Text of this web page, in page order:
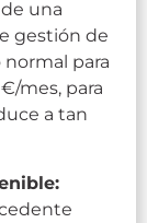
una
gestión de
para
mes, para
a tan